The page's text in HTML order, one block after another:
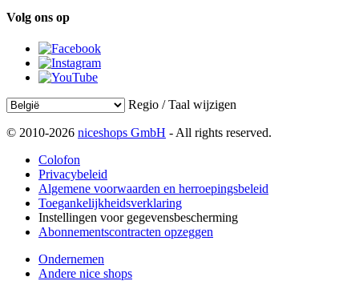
Volg ons op
Regio / Taal wijzigen
© 2010-2026 niceshops GmbH - All rights reserved.
Colofon
Privacybeleid
Algemene voorwaarden en herroepingsbeleid
Toegankelijkheidsverklaring
Instellingen voor gegevensbescherming
Abonnementscontracten opzeggen
Ondernemen
Andere nice shops